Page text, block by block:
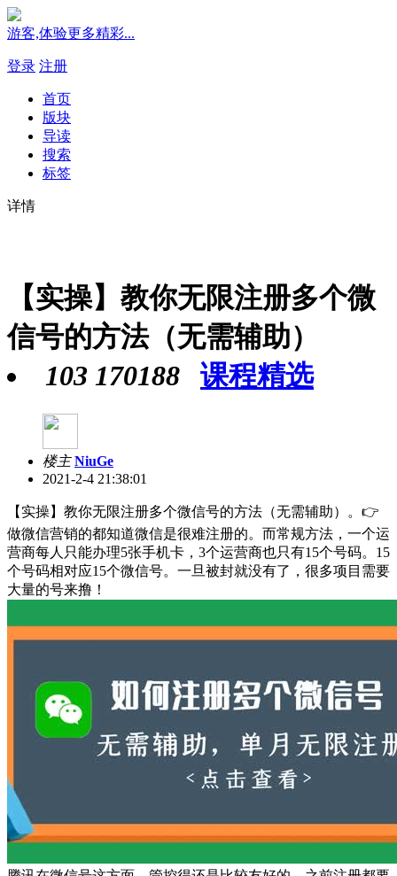
游客,体验更多精彩...
登录 注册
首页
版块
导读
搜索
标签
详情
【实操】教你无限注册多个微
信号的方法（无需辅助）
103 170188 课程精选
楼主 NiuGe
2021-2-4 21:38:01
【实操】教你无限注册多个微信号的方法（无需辅助）。👉
做微信营销的都知道微信是很难注册的。而常规方法，一个运
营商每人只能办理5张手机卡，3个运营商也只有15个号码。15
个号码相对应15个微信号。一旦被封就没有了，很多项目需要
大量的号来撸！